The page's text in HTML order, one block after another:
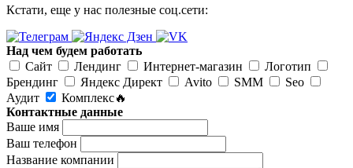
Кстати, еще у нас полезные соц.сети:
Над чем будем работать
Сайт
Лендинг Интернет-магазин
Логотип
Брендинг
Яндекс Директ Avito SMM
Seo
Аудит
Комплекс🔥
Контактные данные
Ваше имя
Ваш телефон
Название компании